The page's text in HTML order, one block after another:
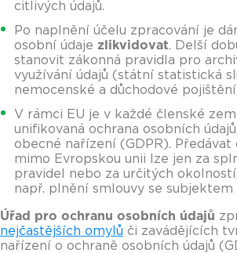
citlivých údajů.
Po naplnění účelu zpracování je
osobní údaje zlikvidovat. Delší
stanovit zákonná pravidla pro
využívání údajů (státní statistická
nemocenské a důchodové pojištění
V rámci EU je v každé členské
unifikovaná ochrana osobních
obecné nařízení (GDPR). Předávat
mimo Evropskou unii lze jen za
pravidel nebo za určitých
např. plnění smlouvy se subjektem
Úřad pro ochranu osobních údajů
nejčastějších omylů či zavádějících
nařízení o ochraně osobních údajů